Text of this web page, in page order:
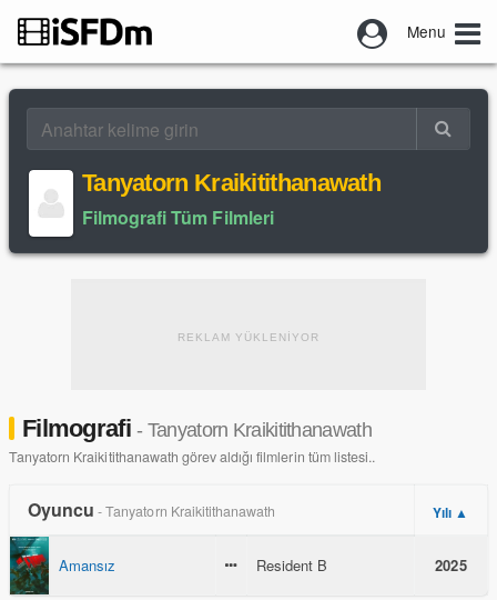
Menu
Tanyatorn Kraikitithanawath
Filmografi Tüm Filmleri
REKLAM YÜKLENİYOR
Filmografi- Tanyatorn Kraikitithanawath
Tanyatorn Kraikitithanawath görev aldığı filmlerin tüm listesi..
Oyuncu - Tanyatorn Kraikitithanawath Yılı ▲
Amansız Resident B 2025